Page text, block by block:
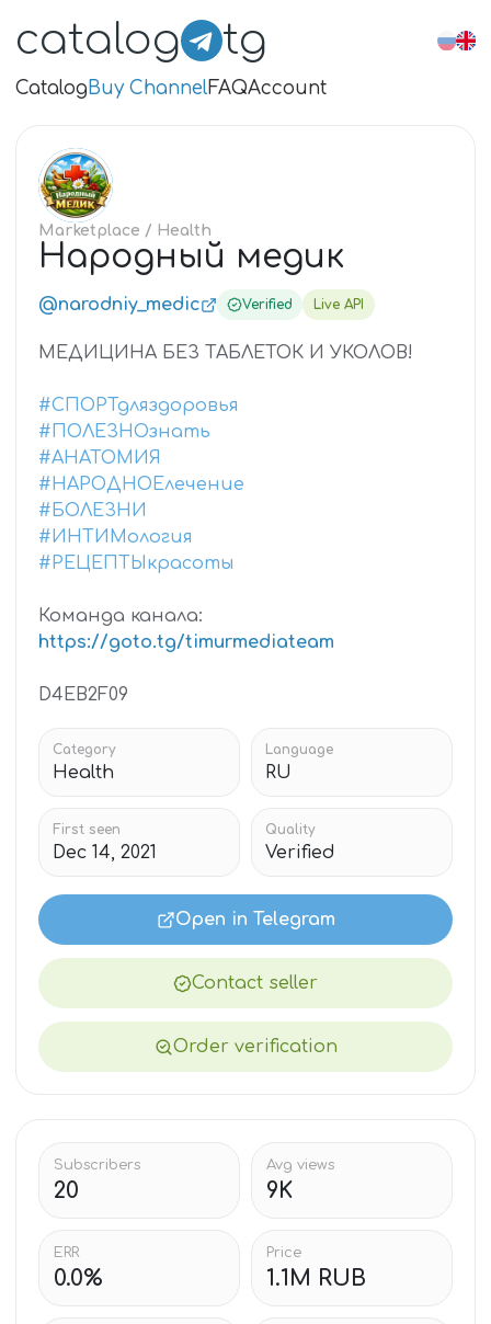
catalog tg
CatalogBuy ChannelFAQAccount
НА
Marketplace / Health
Народный медик
@narodniy_medic Verified Live API
МЕДИЦИНА БЕЗ ТАБЛЕТОК И УКОЛОВ!
#СПОРТдляздоровья
#ПОЛЕЗНОзнать
#АНАТОМИЯ
#НАРОДНОЕлечение
#БОЛЕЗНИ
#ИНТИМология
#РЕЦЕПТЫкрасоты
Команда канала:
https://goto.tg/timurmediateam
D4EB2F09
Category
Health
Language
RU
First seen
Dec 14, 2021
Quality
Verified
Open in Telegram
Contact seller
Order verification
Subscribers
20
Avg views
9K
ERR
0.0%
Price
1.1M RUB